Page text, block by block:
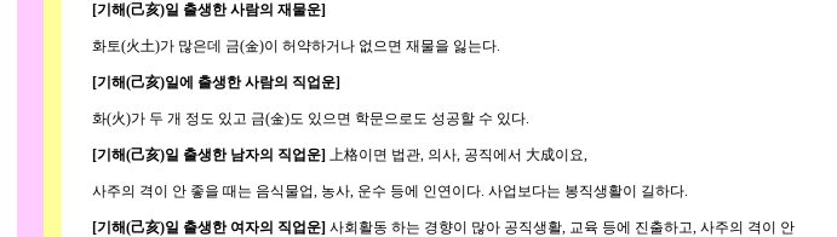
[기해(己亥)일 출생한 사람의 재물운]
화토(火土)가 많은데 금(金)이 허약하거나 없으면 재물을 잃는다.
[기해(己亥)일에 출생한 사람의 직업운]
화(火)가 두 개 정도 있고 금(金)도 있으면 학문으로도 성공할 수 있다.
[기해(己亥)일 출생한 남자의 직업운] 上格이면 법관, 의사, 공직에서 大成이요,
사주의 격이 안 좋을 때는 음식물업, 농사, 운수 등에 인연이다. 사업보다는 봉직생활이 길하다.
[기해(己亥)일 출생한 여자의 직업운] 사회활동 하는 경향이 많아 공직생활, 교육 등에 진출하고, 사주의 격이 안